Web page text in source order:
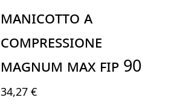
MANICOTTO A
COMPRESSIONE
MAGNUM MAX FIP 90
34,27 €